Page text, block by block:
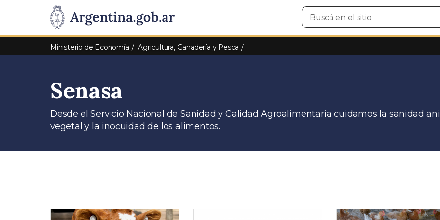
Presidencia
de
Pasar al contenido principal
Buscar
en
Ministerio de Economía Agricultura, Ganadería y Pesca
Senasa
Desde el Servicio Nacional de Sanidad y Calidad Agroalimentaria cuidamos la sanidad
vegetal y la inocuidad de los alimentos.